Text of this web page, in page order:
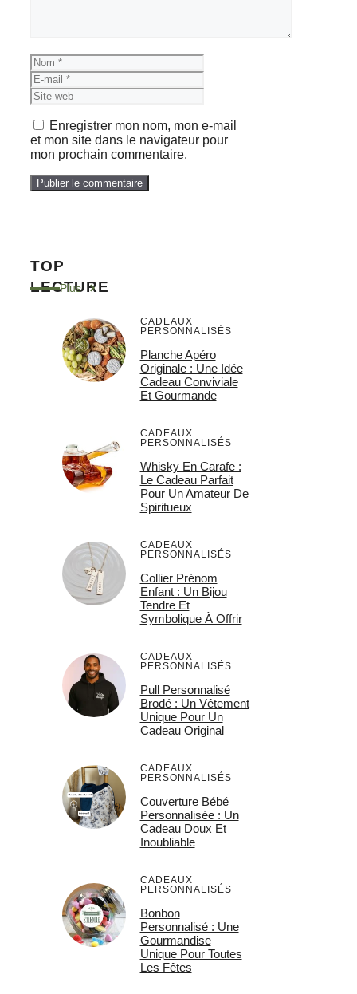
Nom
mail
web
Enregistrer mon nom, mon e-mail
et mon site dans le navigateur pour
mon prochain commentaire.
TOP
LECTURE
Plus
CADEAUX
PERSONNALISÉS
Planche Apéro
Originale : Une Idée
Cadeau Conviviale
Et Gourmande
CADEAUX
PERSONNALISÉS
Whisky En Carafe :
Le Cadeau Parfait
Pour Un Amateur De
Spiritueux
CADEAUX
PERSONNALISÉS
Collier Prénom
Enfant : Un Bijou
Tendre Et
Symbolique À Offrir
CADEAUX
PERSONNALISÉS
Pull Personnalisé
Brodé : Un Vêtement
Unique Pour Un
Cadeau Original
CADEAUX
PERSONNALISÉS
Couverture Bébé
Personnalisée : Un
Cadeau Doux Et
Inoubliable
CADEAUX
PERSONNALISÉS
Bonbon
Personnalisé : Une
Gourmandise
Unique Pour Toutes
Les Fêtes